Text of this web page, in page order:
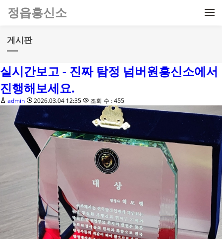
정읍흥신소
게시판
실시간보고 - 진짜 탐정 넘버원흥신소에서
진행해보세요.
admin 2026.03.04 12:35 조회 수 : 455